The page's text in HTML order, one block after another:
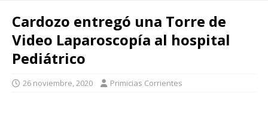
Cardozo entregó una Torre de
Video Laparoscopía al hospital
Pediátrico
26 noviembre, 2020 Primicias Corrientes